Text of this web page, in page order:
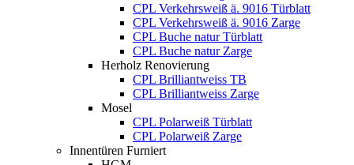
CPL Verkehrsweiß ä. 9016 Türblatt
CPL Verkehrsweiß ä. 9016 Zarge
CPL Buche natur Türblatt
CPL Buche natur Zarge
Herholz Renovierung
CPL Brilliantweiss TB
CPL Brilliantweiss Zarge
Mosel
CPL Polarweiß Türblatt
CPL Polarweiß Zarge
Innentüren Furniert